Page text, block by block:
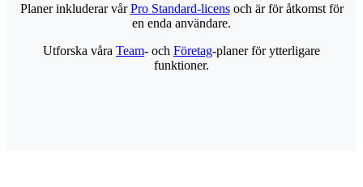
Planer inkluderar vårPro Standard-licensoch är för åtkomst för
en enda användare.
Utforska våra Team- och Företag-planer för ytterligare
funktioner.